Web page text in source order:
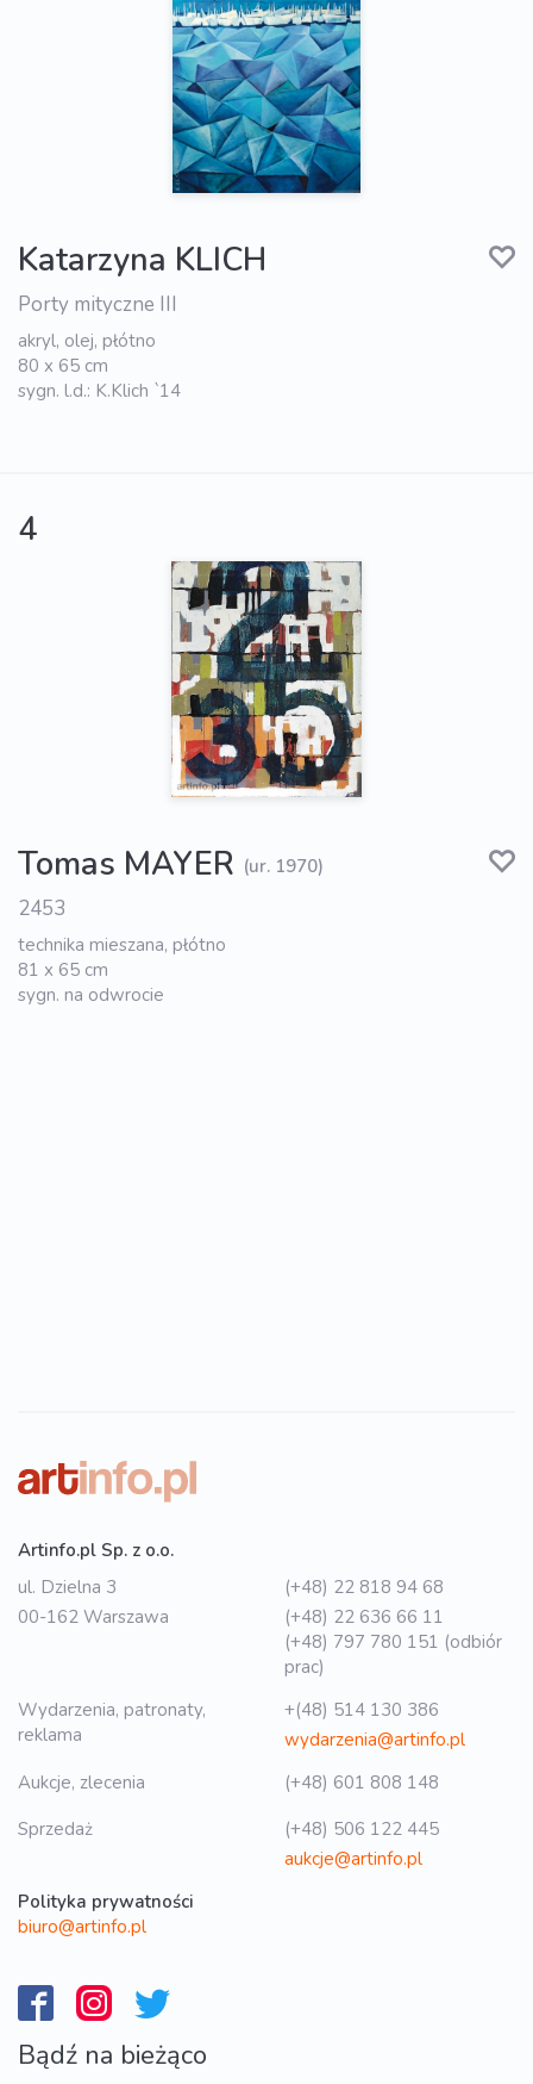
Katarzyna KLICH
Porty mityczne III
akryl, olej, płótno
80 x 65 cm
sygn. l.d.: K.Klich `14
4
Tomas MAYER (ur. 1970)
2453
technika mieszana, płótno
81 x 65 cm
sygn. na odwrocie
Artinfo.pl Sp. z o.o.
ul. Dzielna 3
00-162 Warszawa
(+48) 22 818 94 68
(+48) 22 636 66 11
(+48) 797 780 151 (odbiór
prac)
Wydarzenia, patronaty,
reklama
+(48) 514 130 386
wydarzenia@artinfo.pl
Aukcje, zlecenia
(+48) 601 808 148
Sprzedaż
(+48) 506 122 445
aukcje@artinfo.pl
Polityka prywatności
biuro@artinfo.pl
Bądź na bieżąco